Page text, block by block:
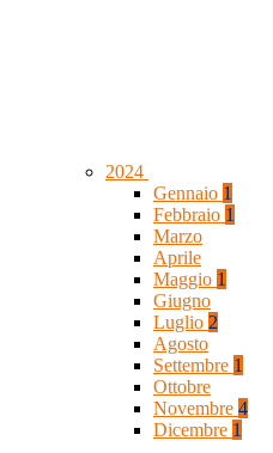
2024
Gennaio 1
Febbraio 1
Marzo
Aprile
Maggio 1
Giugno
Luglio 2
Agosto
Settembre 1
Ottobre
Novembre 4
Dicembre 1